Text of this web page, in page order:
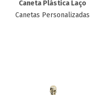
Caneta Plástica Laço
Canetas Personalizadas